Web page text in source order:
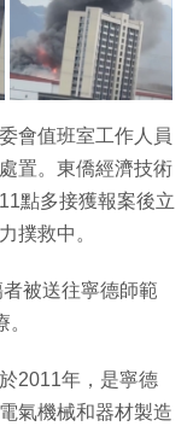
會值班室工作人員
置。東僑經濟技術
點多接獲報案後立
撲救中。
被送往寧德師範
2011年，是寧德
氣機械和器材製造